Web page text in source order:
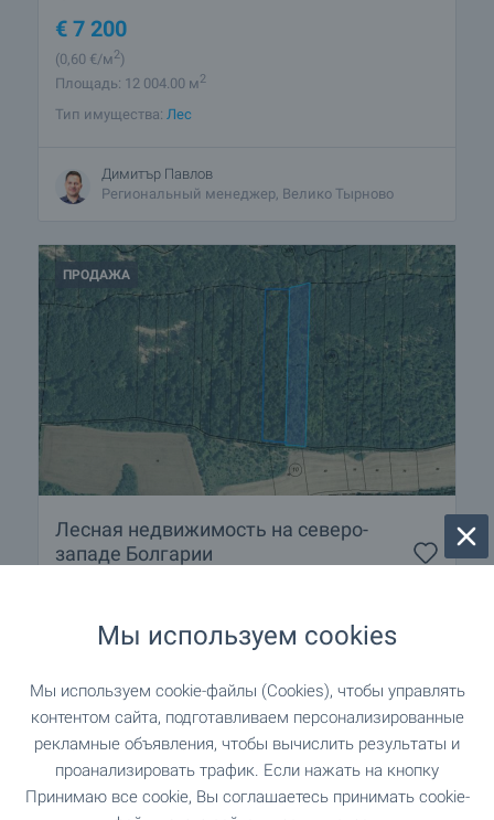
€ 7 200
(0 ,60 €/м2)
Площадь: 12 004.00 м2
Тип имущества: Лес
Димитър Павлов
Региональный менеджер, Велико Тырново
ПРОДАЖА
Лесная недвижимость на северо-
западе Болгарии
9 900
Площадь: 19 002.00 м
Тип имущества: Лес
Димитър Павлов
Региональный менеджер, Велико Тырново
Мы используем cookies
Мы используем cookie-файлы (Cookies), чтобы управлять
контентом сайта, подготавливаем персонализированные
рекламные объявления, чтобы вычислить результаты и
проанализировать трафик. Если нажать на кнопку
Принимаю все cookie, Вы соглашаетесь принимать cookie-